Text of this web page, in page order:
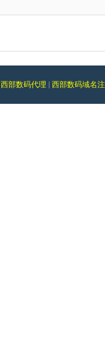
西部数码代理 | 西部数码域名